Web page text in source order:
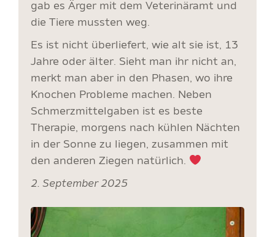
gab es Ärger mit dem Veterinäramt und
die Tiere mussten weg.
Es ist nicht überliefert, wie alt sie ist, 13
Jahre oder älter. Sieht man ihr nicht an,
merkt man aber in den Phasen, wo ihre
Knochen Probleme machen. Neben
Schmerzmittelgaben ist es beste
Therapie, morgens nach kühlen Nächten
in der Sonne zu liegen, zusammen mit
den anderen Ziegen natürlich.
2. September 2025